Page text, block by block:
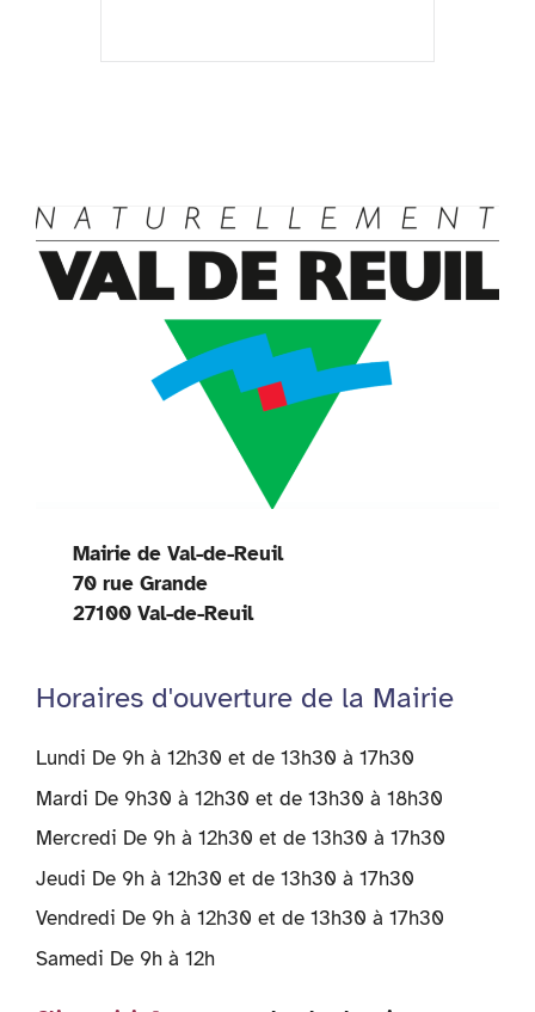
Mairie de Val-de-Reuil
70 rue Grande
27100 Val-de-Reuil
Horaires d'ouverture de la Mairie
Lundi De 9h à 12h30 et de 13h30 à 17h30
Mardi De 9h30 à 12h30 et de 13h30 à 18h30
Mercredi De 9h à 12h30 et de 13h30 à 17h30
Jeudi De 9h à 12h30 et de 13h30 à 17h30
Vendredi De 9h à 12h30 et de 13h30 à 17h30
Samedi De 9h à 12h